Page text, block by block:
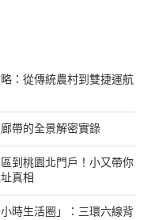
：從傳統農村到雙捷運航
帶的全景解密實錄
到桃園北門戶！小又帶你
真相
時生活圈」：三環六線背